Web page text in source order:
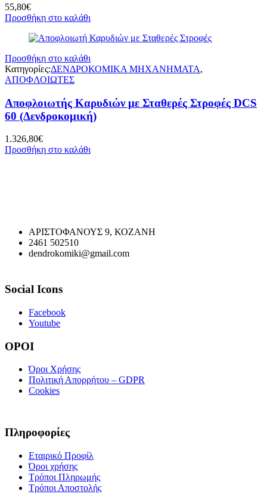
55,80€
Προσθήκη στο καλάθι
Προσθήκη στο καλάθι
Κατηγορίες:ΔΕΝΔΡΟΚΟΜΙΚΑ ΜΗΧΑΝΗΜΑΤΑ,
ΑΠΟΦΛΟΙΩΤΕΣ
Αποφλοιωτής Καρυδιών με Σταθερές Στροφές DCS
60 (Δενδροκομική)
1.326,80€
Προσθήκη στο καλάθι
ΑΡΙΣΤΟΦΑΝΟΥΣ 9, ΚΟΖΑΝΗ
2461 502510
dendrokomiki@gmail.com
Social Icons
Facebook
Youtube
ΟΡΟΙ
Όροι Χρήσης
Πολιτική Απορρήτου – GDPR
Cookies
Πληροφορίες
Εταιρικό Προφίλ
Όροι χρήσης
Τρόποι Πληρωμής
Τρόποι Αποστολής